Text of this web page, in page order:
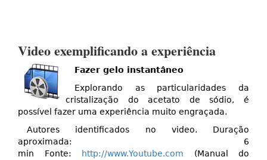
Video exemplificando a experiência
Fazer gelo instantâneo
Explorando as particularidades da
cristalização do acetato de sódio, é
possível fazer uma experiência muito engraçada.
Autores identificados no video. Duração
aproximada: 6
min Fonte:
http://www.Youtube.com (Manual do